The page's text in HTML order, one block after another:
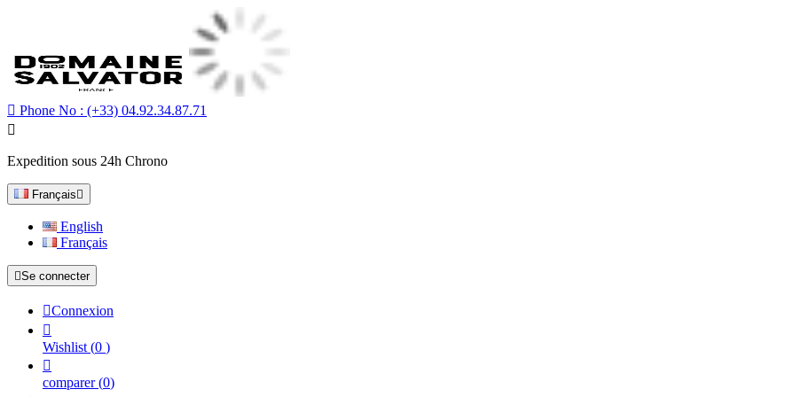
 Phone No : (+33) 04.92.34.87.71

Expedition sous 24h Chrono
Français 
English
Français
Se connecter
Connexion

Wishlist (0 )

comparer (0)